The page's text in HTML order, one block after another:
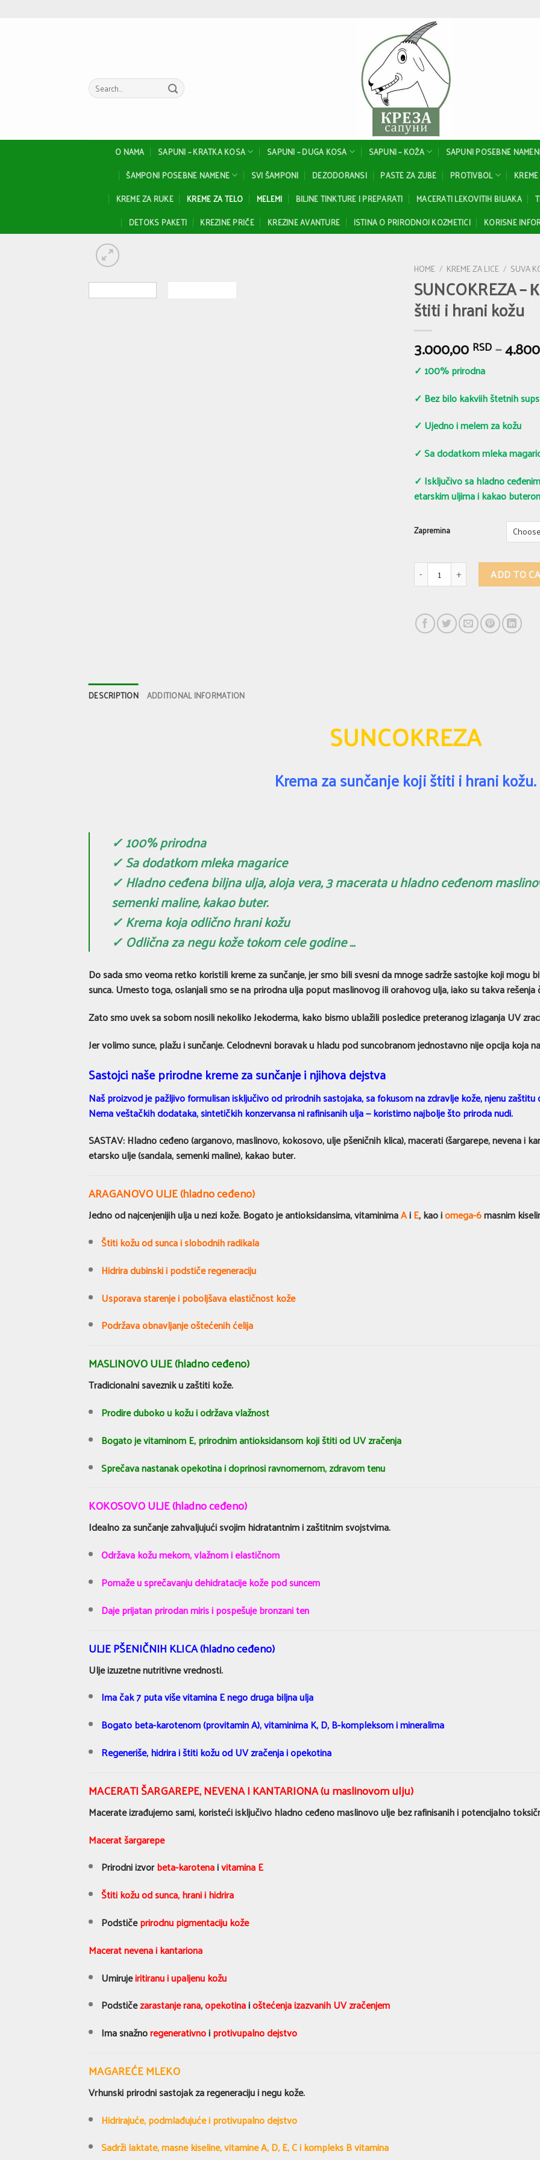
Search
for:
O NAMA SAPUNI – KRATKA KOSA SAPUNI – DUGA KOSA SAPUNI – KOŽA SAPUNI POSEBNE
ŠAMPONI POSEBNE NAMENE
SVI ŠAMPONI DEZODORANSI PASTE ZA ZUBE PROTIVBOL
KREME ZA RUKE
KREME ZA TELO MELEMI BILJNE TINKTURE I PREPARATI MACERATI LEKOVITIH BILJAKA
DETOKS PAKETI
KREZINE PRIČE KREZINE AVANTURE ISTINA O PRIRODNOJ KOZMETICI KORISNE
HOME / KREME ZA LICE / SUVA
SUNCOKREZA –
štiti i hrani kožu
3.000,00 RSD–
✓ 100% prirodna
✓ Bez bilo kakviih štetnih
✓ Ujedno i melem za kožu
✓ Sa dodatkom mleka
✓ Isključivo sa hladno
etarskim uljima i kakao
Zapremina
SUNCOKREZA - Кrema zaADD TO
DESCRIPTION ADDITIONAL INFORMATION
SUNCOKREZA
Krema za sunčanje koji štiti i hrani kožu.
✓ 100% prirodna
✓ Sa dodatkom mleka magarice
✓ Hladno ceđena biljna ulja, aloja vera, 3 macerata u hladno ceđenom
semenki maline, kakao buter.
✓ Krema koja odlično hrani kožu
✓ Odlična za negu kože tokom cele godine …
Do sada smo veoma retko koristili kreme za sunčanje, jer smo bili svesni da mnoge sadrže sastojke koji mogu
sunca. Umesto toga, oslanjali smo se na prirodna ulja poput maslinovog ili orahovog ulja, iako su takva
Zato smo uvek sa sobom nosili nekoliko Jekoderma, kako bismo ublažili posledice preteranog izlaganja UV
Jer volimo sunce, plažu i sunčanje. Celodnevni boravak u hladu pod suncobranom jednostavno nije opcija koja
Sastojci naše prirodne kreme za sunčanje i njihova dejstva
Naš proizvod je pažljivo formulisan isključivo od prirodnih sastojaka, sa fokusom na zdravlje kože, njenu
Nema veštačkih dodataka, sintetičkih konzervansa ni rafinisanih ulja — koristimo najbolje što priroda nudi.
SASTAV: Hladno ceđeno (arganovo, maslinovo, kokosovo, ulje pšeničnih klica), macerati (šargarepe, nevena i
etarsko ulje (sandala, semenki maline), kakao buter.
ARAGANOVO ULJE (hladno ceđeno)
Jedno od najcenjenijih ulja u nezi kože. Bogato je antioksidansima, vitaminimaAiE, kao iomega-6masnim
Štiti kožu od sunca i slobodnih radikala
Hidrira dubinski i podstiče regeneraciju
Usporava starenje i poboljšava elastičnost kože
Podržava obnavljanje oštećenih ćelija
MASLINOVO ULJE (hladno ceđeno)
Tradicionalni saveznik u zaštiti kože.
Prodire duboko u kožu i održava vlažnost
Bogato je vitaminom E, prirodnim antioksidansom koji štiti od UV zračenja
Sprečava nastanak opekotina i doprinosi ravnomernom, zdravom tenu
KOKOSOVO ULJE (hladno ceđeno)
Idealno za sunčanje zahvaljujući svojim hidratantnim i zaštitnim svojstvima.
Održava kožu mekom, vlažnom i elastičnom
Pomaže u sprečavanju dehidratacije kože pod suncem
Daje prijatan prirodan miris i pospešuje bronzani ten
ULJE PŠENIČNIH KLICA (hladno ceđeno)
Ulje izuzetne nutritivne vrednosti.
Ima čak 7 puta više vitamina E nego druga biljna ulja
Bogato beta-karotenom (provitamin A), vitaminima K, D, B-kompleksom i mineralima
Regeneriše, hidrira i štiti kožu od UV zračenja i opekotina
MACERATI ŠARGAREPE, NEVENA I KANTARIONA (u maslinovom ulju)
Macerate izrađujemo sami, koristeći isključivo hladno ceđeno maslinovo ulje bez rafinisanih i potencijalno
Macerat šargarepe
Prirodni izvorbeta-karotenaivitamina E
Štiti kožu od sunca, hrani i hidrira
Podstičeprirodnu pigmentaciju kože
Macerat nevena i kantariona
Umirujeiritiranu i upaljenu kožu
Podstičezarastanje rana,opekotinaioštećenja izazvanih UV zračenjem
Ima snažnoregenerativnoiprotivupalno dejstvo
MAGAREĆE MLEKO
Vrhunski prirodni sastojak za regeneraciju i negu kože.
Hidrirajuće, podmlađujuće i protivupalno dejstvo
Sadrži laktate, masne kiseline, vitamine A, D, E, C i kompleks B vitamina